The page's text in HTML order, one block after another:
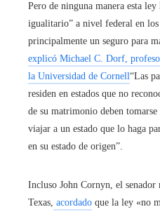
Pero de ninguna manera esta
igualitario” a nivel federal en los
principalmente un seguro para
explicó Michael C. Dorf,
la Universidad de Cornell“Las
residen en estados que no
de su matrimonio deben
viajar a un estado que lo haga
en su estado de origen”.
Incluso John Cornyn, el senador
Texas, acordado que la ley «no